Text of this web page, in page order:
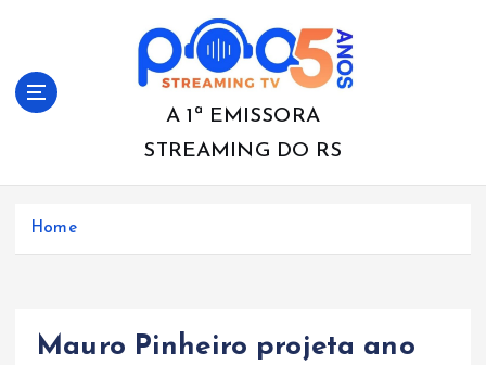
o
A 1ª EMISSORA
STREAMING DO RS
Home
Mauro Pinheiro projeta ano